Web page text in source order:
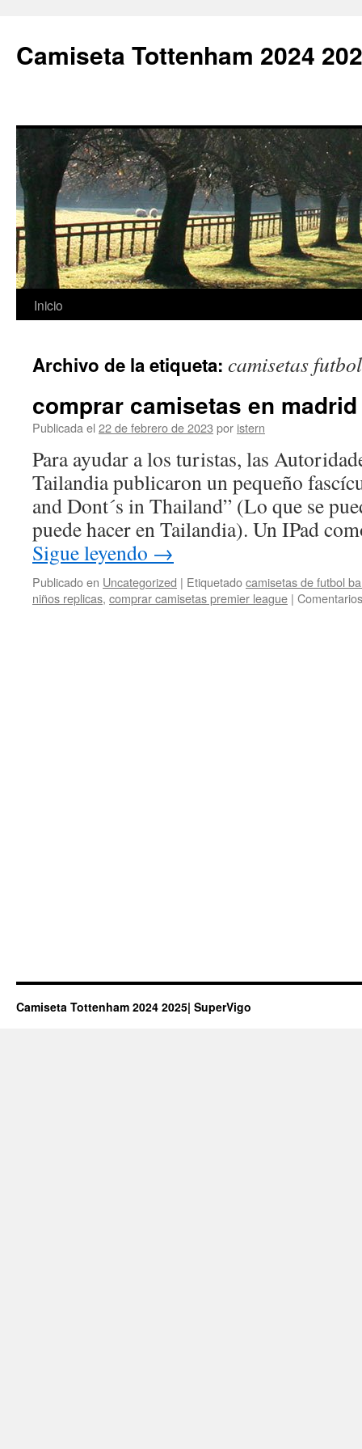
Camiseta Tottenham 2024
Saltar
contenido
Inicio
Archivo de la etiqueta: camisetas
comprar camisetas en madrid
Publicada el 22 de febrero de 2023 por istern
Para ayudar a los turistas, las
Tailandia publicaron un pequeño
and Dont´s in Thailand” (Lo que se
puede hacer en Tailandia). Un IPad
Sigue leyendo →
Publicado en Uncategorized | Etiquetadocamisetas de futbol
niños replicas, comprar camisetas premier league |
Camiseta Tottenham 2024 2025| SuperVigo